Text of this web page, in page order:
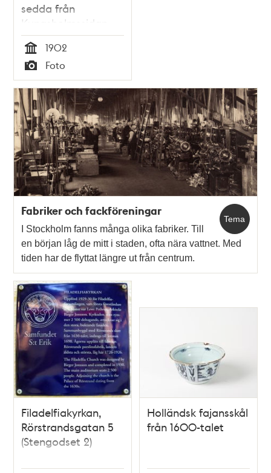
sedda från
Kungsholmssidan
Tid
1902
Typ
Foto
Tema
Fabriker och fackföreningar
I Stockholm fanns många olika fabriker. Till
en början låg de mitt i staden, ofta nära vattnet. Med
tiden har de flyttat längre ut från centrum.
Filadelfiakyrkan,
Rörstrandsgatan 5
(Stengodset 2)
Holländsk fajansskål
från 1600-talet